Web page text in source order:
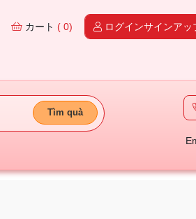
カート ( 0) ログインサインアッ
Tìm quà